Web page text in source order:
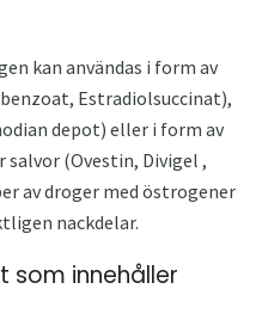
kan användas i form av
Estradiolsuccinat),
depot) eller i form av
(Ovestin, Divigel ,
av droger med östrogener
nackdelar.
innehåller